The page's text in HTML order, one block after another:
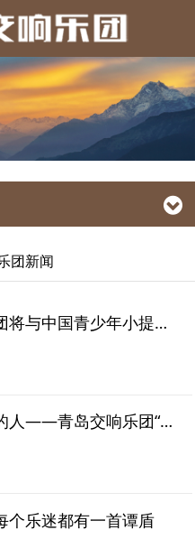
团新闻
青岛交响乐团将与中国青少年小提琴协奏曲比赛获奖者同台
致敬最可爱的人——青岛交响乐团“八一”进军营拥军演出
个乐迷都有一首谭盾